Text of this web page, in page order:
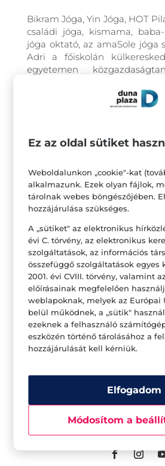
Bikram Jóga, Yin Jóga, HOT
családi jóga, kismama,
jóga oktató, az amaSole jóga
Adri a főiskolán
egyetemen
világban, de mindig is érezte,
a helye. 2007-ben úgy
segítheti az embereket.
videója és szívesen néznél
akkor kövesd őt
Facebookon.
←STRESSZOLDÓ JÓGA 15
ZSÓFIVAL I YOGASECRETS I
A MAKROTÁPANYAGOK
BOMBA FORMÁBAN LEGYÉL
VISSZA A
Ez az oldal sütiket
Weboldalunkon „cookie"-kat
alkalmazunk. Ezek olyan fájlok,
tárolnak webes böngészőjében.
hozzájárulása szükséges.
A „sütiket" az elektronikus
évi C. törvény, az elektronikus
szolgáltatások, az információs
összefüggő szolgáltatások egyes
2001. évi CVIII. törvény, valamint
előírásainak megfelelően
weblapoknak, melyek az Európai
belül működnek, a „sütik"
ezeknek a felhasználó
eszközén történő tárolásához a
hozzájárulását kell kérniük.
Elfogadom
Módosítom a